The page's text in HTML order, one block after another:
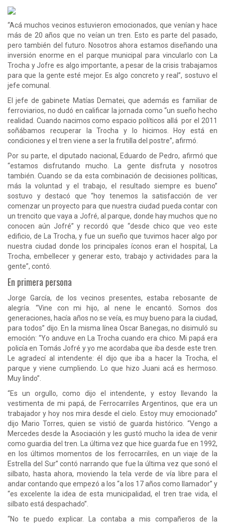
“Acá muchos vecinos estuvieron emocionados, que venían y hace
más de 20 años que no veían un tren. Esto es parte del pasado,
pero también del futuro. Nosotros ahora estamos diseñando una
inversión enorme en el parque municipal para vincularlo con La
Trocha y Jofre es algo importante, a pesar de la crisis trabajamos
para que la gente esté mejor. Es algo concreto y real”, sostuvo el
jefe comunal.
El jefe de gabinete Matías Dematei, que además es familiar de
ferroviarios, no dudó en calificar la jornada como “un sueño hecho
realidad. Cuando nacimos como espacio políticos allá por el 2011
soñábamos recuperar la Trocha y lo hicimos. Hoy está en
condiciones y el tren viene a ser la frutilla del postre”, afirmó.
Por su parte, el diputado nacional, Eduardo de Pedro, afirmó que
“estamos disfrutando mucho. La gente disfruta y nosotros
también. Cuando se da esta combinación de decisiones políticas,
más la voluntad y el trabajo, el resultado siempre es bueno”
sostuvo y destacó que “hoy tenemos la satisfacción de ver
comenzar un proyecto para que nuestra ciudad pueda contar con
un trencito que vaya a Jofré, al parque, donde hay muchos que no
conocen aún Jofré” y recordó que “desde chico que veo este
edificio, de La Trocha, y fue un sueño que tuvimos hacer algo por
nuestra ciudad donde los principales íconos eran el hospital, La
Trocha, embellecer y generar esto, trabajo y actividades para la
gente”, contó.
En primera persona
Jorge García, de los vecinos presentes, estaba rebosante de
alegría. “Vine con mi hijo, al nene le encantó. Somos dos
generaciones, hacía años no se veía, es muy bueno para la ciudad,
para todos” dijo. En la misma línea Oscar Banegas, no disimuló su
emoción: “Yo anduve en La Trocha cuando era chico. Mi papá era
policía en Tomás Jofré y yo me acordaba que iba desde este tren.
Le agradecí al intendente: él dijo que iba a hacer la Trocha, el
parque y viene cumpliendo. Lo que hizo Juani acá es hermoso.
Muy lindo”.
“Es un orgullo, como dijo el intendente, y estoy llevando la
vestimenta de mi papá, de Ferrocarriles Argentinos, que era un
trabajador y hoy nos mira desde el cielo. Estoy muy emocionado”
dijo Mario Torres, quien se vistió de guarda histórico. “Vengo a
Mercedes desde la Asociación y les gustó mucho la idea de venir
como guardia del tren. La última vez que hice guarda fue en 1992,
en los últimos momentos de los ferrocarriles, en un viaje de la
Estrella del Sur” contó narrando que fue la última vez que sonó el
silbato, hasta ahora, moviendo la tela verde de vía libre para el
andar contando que empezó a los “a los 17 años como llamador” y
“es excelente la idea de esta municipalidad, el tren trae vida, el
silbato está despachado”.
“No te puedo explicar. La contaba a mis compañeros de la